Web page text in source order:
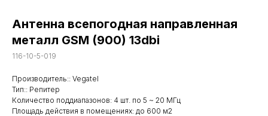
Антенна всепогодная направленная
металл GSM (900) 13dbi
116-10-5-019
Производитель:: Vegatel
Тип:: Репитер
Количество поддиапазонов: 4 шт. по 5 ~ 20 МГц
Площадь действия в помещениях: до 600 м2